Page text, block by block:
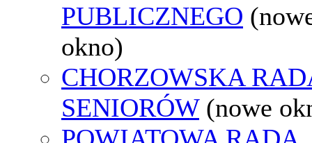
PUBLICZNEGO
okno)
CHORZOWSKA
SENIORÓW (nowe